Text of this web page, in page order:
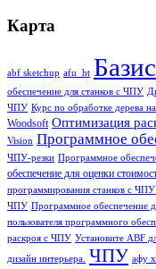
Карта
abf sketchup afu_ht Базис
обеспечение для станков с ЧПУ
ЧПУ Курс по обработке дерева
Woodsoft Оптимизация
Vision Программное
ЧПУ-резки Программное
обеспечение для оценки
программирования станков с
ЧПУ Программное обеспечение
пользователя программного
раскроя с ЧПУ Установите ABF
дизайн интерьера. ЧПУ афу